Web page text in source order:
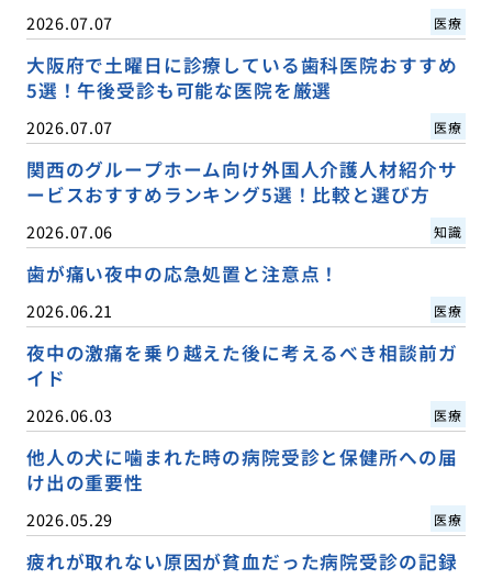
2026.07.07 医療
大阪府で土曜日に診療している歯科医院おすすめ
5選！午後受診も可能な医院を厳選
2026.07.07 医療
関西のグループホーム向け外国人介護人材紹介サ
ービスおすすめランキング5選！比較と選び方
2026.07.06 知識
歯が痛い夜中の応急処置と注意点！
2026.06.21 医療
夜中の激痛を乗り越えた後に考えるべき相談前ガ
イド
2026.06.03 医療
他人の犬に噛まれた時の病院受診と保健所への届
け出の重要性
2026.05.29 医療
疲れが取れない原因が貧血だった病院受診の記録